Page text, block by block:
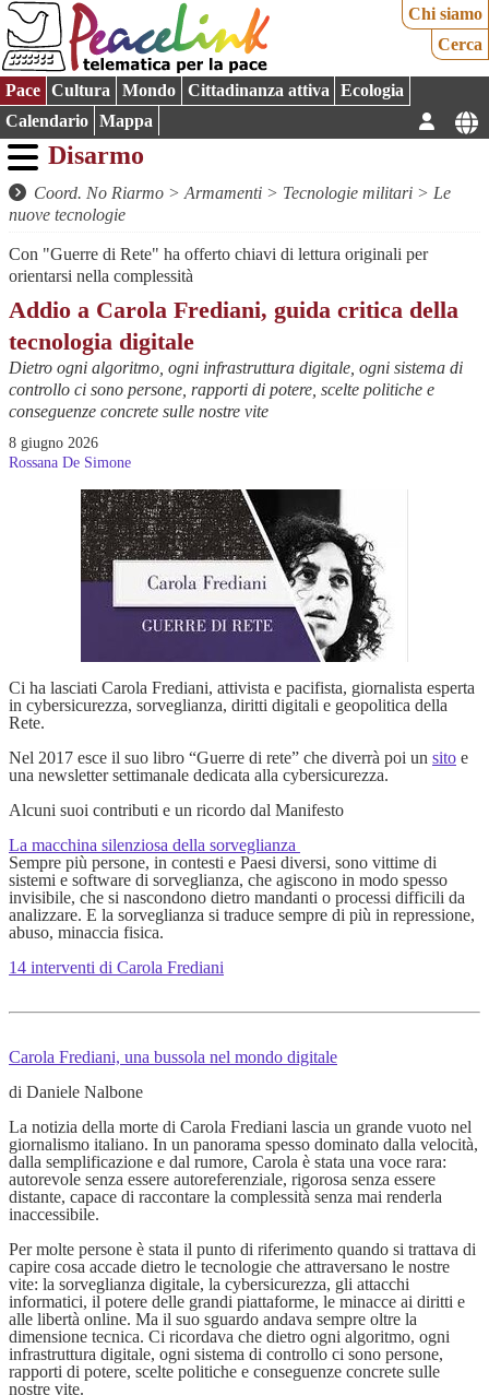
Chi siamo
Cerca
Pace Cultura Mondo Cittadinanza attiva
Ecologia
Calendario
Mappa
Disarmo
Coord. No Riarmo >Armamenti > Tecnologie militari > Le
nuove tecnologie
Con "Guerre di Rete" ha offerto chiavi di lettura originali per
orientarsi nella complessità
Addio a Carola Frediani, guida critica della
tecnologia digitale
Dietro ogni algoritmo, ogni infrastruttura digitale, ogni sistema di
controllo ci sono persone, rapporti di potere, scelte politiche e
conseguenze concrete sulle nostre vite
8 giugno 2026
Rossana De Simone
Ci ha lasciati Carola Frediani, attivista e pacifista, giornalista esperta
in cybersicurezza, sorveglianza, diritti digitali e geopolitica della
Rete.
Nel 2017 esce il suo libro “Guerre di rete” che diverrà poi un sito e
una newsletter settimanale dedicata alla cybersicurezza.
Alcuni suoi contributi e un ricordo dal Manifesto
La macchina silenziosa della sorveglianza
Sempre più persone, in contesti e Paesi diversi, sono vittime di
sistemi e software di sorveglianza, che agiscono in modo spesso
invisibile, che si nascondono dietro mandanti o processi difficili da
analizzare. E la sorveglianza si traduce sempre di più in repressione,
abuso, minaccia fisica.
14 interventi di Carola Frediani
Carola Frediani, una bussola nel mondo digitale
di Daniele Nalbone
La notizia della morte di Carola Frediani lascia un grande vuoto nel
giornalismo italiano. In un panorama spesso dominato dalla velocità,
dalla semplificazione e dal rumore, Carola è stata una voce rara:
autorevole senza essere autoreferenziale, rigorosa senza essere
distante, capace di raccontare la complessità senza mai renderla
inaccessibile.
Per molte persone è stata il punto di riferimento quando si trattava di
capire cosa accade dietro le tecnologie che attraversano le nostre
vite: la sorveglianza digitale, la cybersicurezza, gli attacchi
informatici, il potere delle grandi piattaforme, le minacce ai diritti e
alle libertà online. Ma il suo sguardo andava sempre oltre la
dimensione tecnica. Ci ricordava che dietro ogni algoritmo, ogni
infrastruttura digitale, ogni sistema di controllo ci sono persone,
rapporti di potere, scelte politiche e conseguenze concrete sulle
nostre vite.